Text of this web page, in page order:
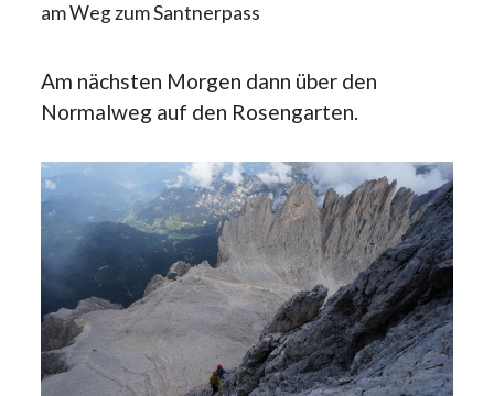
am Weg zum Santnerpass
Am nächsten Morgen dann über den
Normalweg auf den Rosengarten.